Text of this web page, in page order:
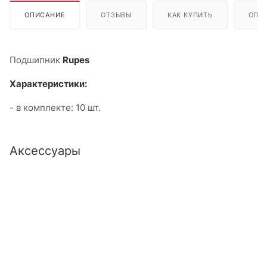
ОПИСАНИЕ ОТЗЫВЫ КАК КУПИТЬ
Подшипник Rupes
Характеристики:
- в комплекте: 10 шт.
Аксессуары